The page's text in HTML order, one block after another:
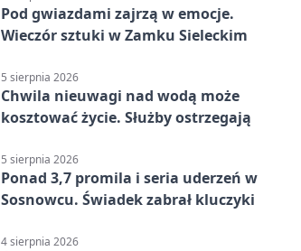
Pod gwiazdami zajrzą w emocje.
Wieczór sztuki w Zamku Sieleckim
5 sierpnia 2026
Chwila nieuwagi nad wodą może
kosztować życie. Służby ostrzegają
5 sierpnia 2026
Ponad 3,7 promila i seria uderzeń w
Sosnowcu. Świadek zabrał kluczyki
4 sierpnia 2026